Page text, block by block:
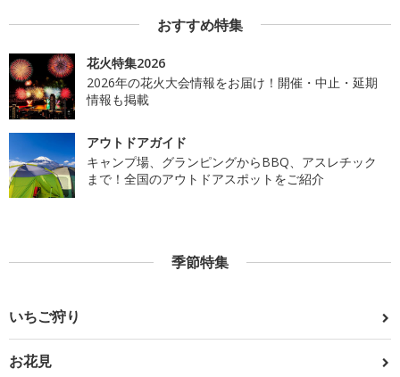
おすすめ特集
花火特集2026
2026年の花火大会情報をお届け！開催・中止・延期
情報も掲載
アウトドアガイド
キャンプ場、グランピングからBBQ、アスレチック
まで！全国のアウトドアスポットをご紹介
季節特集
いちご狩り
お花見